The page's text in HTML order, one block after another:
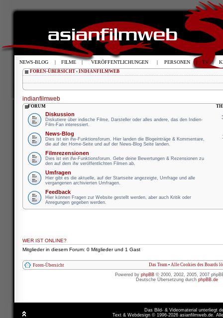
FOREN-ÜBERSICHT ‹ INDIANFILMWEB
indianfilmweb
FORUM
Diskussion
Diskutiere über indische Filme, Darsteller oder alles andere, das den Indien-
Film-Fan interessiert.
News-Blog
Dies ist ein ifw-Funktionsforum. Hier landen die Blogeinträge & Kommentare,
die auf der Home-Seite und auf der News-Blog Seite landen.
Filmrezensionen
Dies ist ein ifw-Funktionsforum. Gebe deine Bewertungen & Rezensionen zu
den auf dem ifw veröffentlichten Filmen ab.
Umfragen
Hier gibt es die aktuelle, auf der Startseite angezeigte, Umfrage und alle
vergangenen archivierten Umfragen.
Feedback
Hier können Fragen zur Website gestellt werden, aber auch Kritik oder
Anregungen gegeben werden.
WER IST ONLINE?
Mitglieder in diesem Forum: 0 Mitglieder und 1 Gast
Foren-Übersicht Das Team • Alle Cookies des Boards
Powered by phpBB © 2000, 2002, 2005, 2007
Deutsche Übersetzung durch phpBB.de
Das Bild- & Videomaterial unterliegt
Text & Webdesign © 1996-2026 asianfilmweb.de.
NEWS-BLOG | FILME | VERÖFFENTLICHUNGEN | PERSONEN | TV |